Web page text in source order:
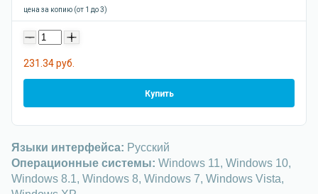
цена за копию (от 1 до 3)
- +
231.34 руб.
Купить
Языки интерфейса: Русский
Операционные системы: Windows 11, Windows 10,
Windows 8.1, Windows 8, Windows 7, Windows Vista,